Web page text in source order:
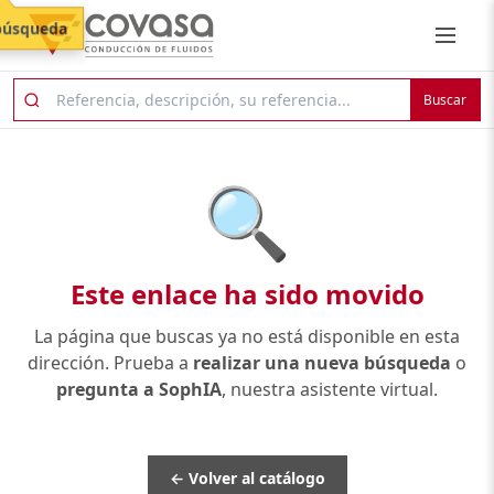
Buscar
🔍
Este enlace ha sido movido
La página que buscas ya no está disponible en esta
dirección. Prueba a realizar una nueva búsqueda o
pregunta a SophIA, nuestra asistente virtual.
← Volver al catálogo